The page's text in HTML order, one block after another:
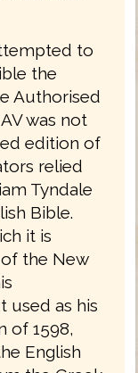
to
the
Authorised
was not
edition of
relied
Tyndale
Bible.
it is
the New
used as his
of 1598,
English